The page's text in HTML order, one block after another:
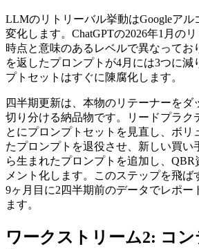
LLMのリトリーバル挙動はGoogleアル
変化します。ChatGPTの2026年1月の
時点と意味のあるレベルで異なってお
を返したプロンプトが4月には3つに減
プトセットはすぐに陳腐化します。
四半期更新は、本物のリテーナーをダ
切り分ける納品物です。リードプラク
とにプロンプトセットを見直し、ボリ
たプロンプトを退役させ、新しい買い
ら生まれたプロンプトを追加し、QBR
メント化します。このステップを飛ば
9ヶ月目に2四半期前のデータでレポー
ます。
ワークストリーム2: コ